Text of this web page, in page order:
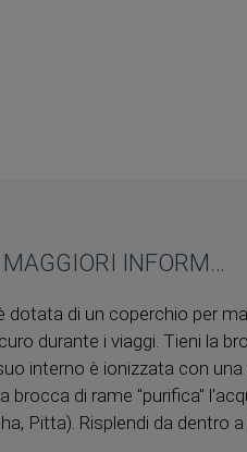
dotata di un coperchio per
durante i viaggi. Tieni la
interno è ionizzata con
brocca di rame "purifica"
Pitta). Risplendi da dentro a
MAGGIORI INFORMAZIONI